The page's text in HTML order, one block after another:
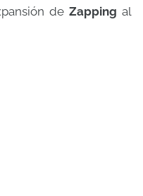
deZapping al